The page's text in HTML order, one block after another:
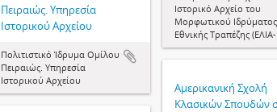
Ιστορικό Αρχείο του
Μορφωτικού
Εθνικής Τραπέζης
Πειραιώς. Υπηρεσία
Ιστορικού Αρχείου
Πολιτιστικό Ίδρυμα Ομίλου
Πειραιώς. Υπηρεσία
Ιστορικού Αρχείου
Αμερικανική Σχολή
Κλασικών Σπουδών